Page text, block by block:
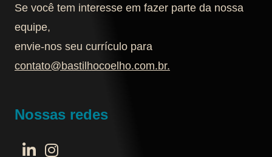
Se você tem interesse em fazer parte da nossa
equipe,
envie-nos seu currículo para
contato@bastilhocoelho.com.br.
Nossas redes